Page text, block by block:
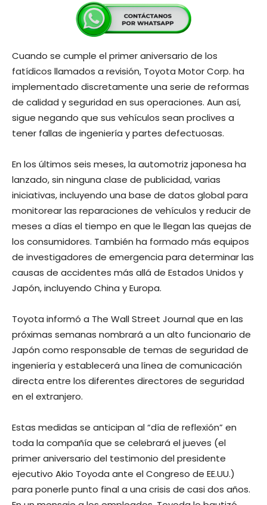
Cuando se cumple el primer aniversario de los
fatídicos llamados a revisión, Toyota Motor Corp. ha
implementado discretamente una serie de reformas
de calidad y seguridad en sus operaciones. Aun así,
sigue negando que sus vehículos sean proclives a
tener fallas de ingeniería y partes defectuosas.
En los últimos seis meses, la automotriz japonesa ha
lanzado, sin ninguna clase de publicidad, varias
iniciativas, incluyendo una base de datos global para
monitorear las reparaciones de vehículos y reducir de
meses a días el tiempo en que le llegan las quejas de
los consumidores. También ha formado más equipos
de investigadores de emergencia para determinar las
causas de accidentes más allá de Estados Unidos y
Japón, incluyendo China y Europa.
Toyota informó a The Wall Street Journal que en las
próximas semanas nombrará a un alto funcionario de
Japón como responsable de temas de seguridad de
ingeniería y establecerá una línea de comunicación
directa entre los diferentes directores de seguridad
en el extranjero.
Estas medidas se anticipan al “día de reflexión” en
toda la compañía que se celebrará el jueves (el
primer aniversario del testimonio del presidente
ejecutivo Akio Toyoda ante el Congreso de EE.UU.)
para ponerle punto final a una crisis de casi dos años.